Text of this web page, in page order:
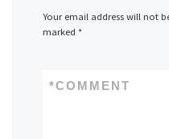
Your email address will not
marked *
COMMENT
*